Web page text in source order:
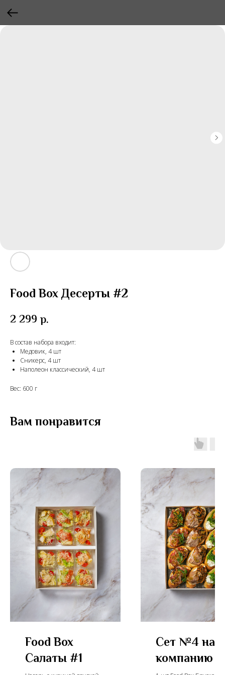
Food Box Десерты #2
2 299 р.
В состав набора входит:
Медовик, 4 шт
Сникерс, 4 шт
Наполеон классический, 4 шт
Вес: 600 г
Вам понравится
Food Box
Салаты #1
Сет №4 на
компанию